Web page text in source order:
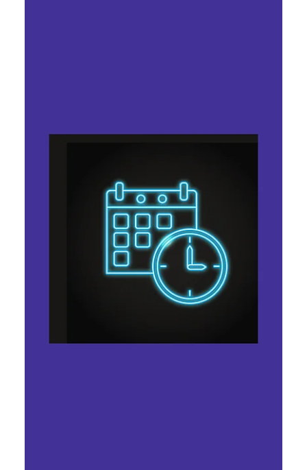
Ярослава Несисюк
Читати 2 хв
Midjourney представила
ультразвуковий сканер усього тіла